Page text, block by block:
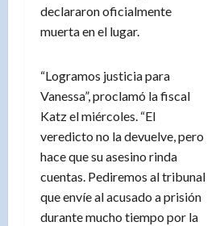
declararon oficialmente
muerta en el lugar.
“Logramos justicia para
Vanessa”, proclamó la fiscal
Katz el miércoles. “El
veredicto no la devuelve, pero
hace que su asesino rinda
cuentas. Pediremos al tribunal
que envíe al acusado a prisión
durante mucho tiempo por la